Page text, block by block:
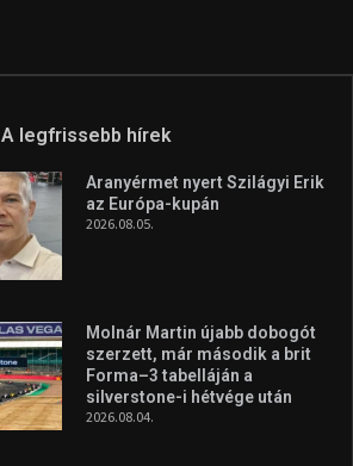
A legfrissebb hírek
Aranyérmet nyert Szilágyi Erik
az Európa-kupán
2026.08.05.
Molnár Martin újabb dobogót
szerzett, már második a brit
Forma–3 tabelláján a
silverstone-i hétvége után
2026.08.04.